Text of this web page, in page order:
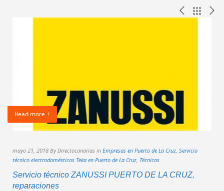
Read more +
mayo 21, 2018 By Directocanarias in Empresas en Puerto de La Cruz Servicio
técnico electrodomésticos Teka en Puerto de La Cruz Técnicos
Servicio técnico ZANUSSI PUERTO DE LA CRUZ,
reparaciones